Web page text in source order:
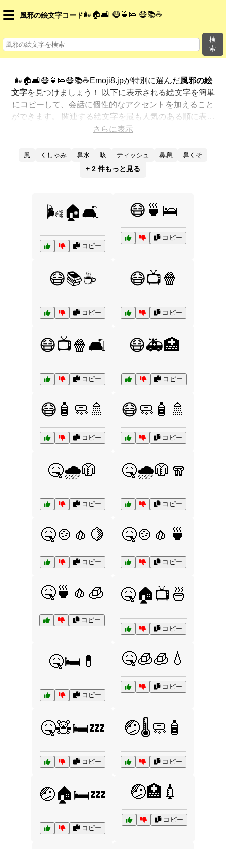
☰ 風邪の絵文字コード 🌬️🏠🛋️ 😷🍵🛌 😷📚☕
検
索
🌬️🏠🛋️😷🍵🛌😷📚☕Emoji8.jpが特別に選んだ風邪の絵
文字を見つけましょう！ 以下に表示される絵文字を簡単
にコピーして、会話に個性的なアクセントを加えること
ができます。 関連する絵文字を最も人気のある順に表示
しました。さらに多くのオプションが欲しいですか？ 他
現する方法を見つけましょう。
さらに表示
風 くしゃみ 鼻水 咳 ティッシュ 鼻息 鼻くそ
+ 2 件もっと見る
🌬️🏠🛋️
コピー
😷🍵🛌
コピー
😷📚☕
コピー
😷📺🍿
コピー
😷📺🍿🛋️
コピー
😷🚑🏥
コピー
😷🧴🧼🚿
コピー
😷🧼🧴🚿
コピー
🤒🌧️🧥
コピー
🤒🌧️🧥🧣
コピー
🤒🍲🧄🍋
コピー
🤒🍲🧄🍵
コピー
🤒🍵🧄🧊
コピー
🤒🏠📺🍜
コピー
🤒🛏️💊
コピー
🤒🧊🧊💧
コピー
🤒🧸🛏️💤
コピー
🤕🌡️🧼🧴
コピー
🤕🏠🛏️💤
コピー
🤕🏥💉
コピー